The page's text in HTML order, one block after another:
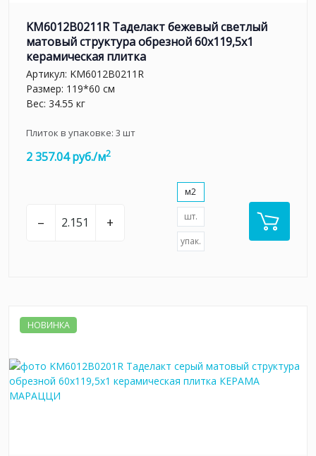
KM6012B0211R Таделакт бежевый светлый
матовый структура обрезной 60x119,5x1
керамическая плитка
Артикул: KM6012B0211R
Размер: 119*60 см
Вес: 34.55 кг
Плиток в упаковке: 3 шт
2 357.04 руб./м2
– +
м2
шт.
упак.
НОВИНКА